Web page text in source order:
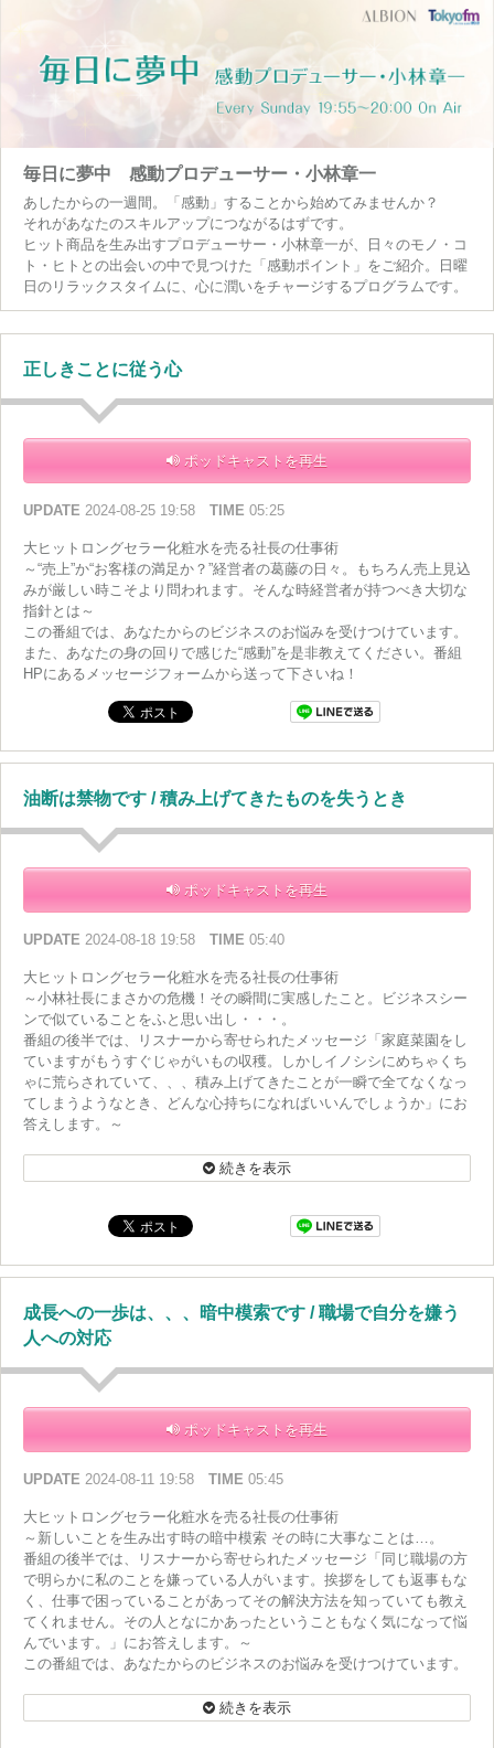
毎日に夢中 感動プロデューサー・小林章一
あしたからの一週間。「感動」することから始めてみませんか？
それがあなたのスキルアップにつながるはずです。
ヒット商品を生み出すプロデューサー・小林章一が、日々のモノ・コ
ト・ヒトとの出会いの中で見つけた「感動ポイント」をご紹介。日曜
日のリラックスタイムに、心に潤いをチャージするプログラムです。
正しきことに従う心
ポッドキャストを再生
UPDATE 2024-08-25 19:58 TIME 05:25
大ヒットロングセラー化粧水を売る社長の仕事術
～“売上”か“お客様の満足か？”経営者の葛藤の日々。もちろん売上見込
みが厳しい時こそより問われます。そんな時経営者が持つべき大切な
指針とは～
この番組では、あなたからのビジネスのお悩みを受けつけています。
また、あなたの身の回りで感じた“感動”を是非教えてください。番組
HPにあるメッセージフォームから送って下さいね！
油断は禁物です / 積み上げてきたものを失うとき
ポッドキャストを再生
UPDATE 2024-08-18 19:58 TIME 05:40
大ヒットロングセラー化粧水を売る社長の仕事術
～小林社長にまさかの危機！その瞬間に実感したこと。ビジネスシー
ンで似ていることをふと思い出し・・・。
番組の後半では、リスナーから寄せられたメッセージ「家庭菜園をし
ていますがもうすぐじゃがいもの収穫。しかしイノシシにめちゃくち
ゃに荒らされていて、、、積み上げてきたことが一瞬で全てなくなっ
てしまうようなとき、どんな心持ちになればいいんでしょうか」にお
答えします。～
また、あなたの身の回りで感じた“感動”を是非教えてください。番組
HPにあるメッセージフォームから送って下さいね！
続きを表示
成長への一歩は、、、暗中模索です / 職場で自分を嫌う
人への対応
ポッドキャストを再生
UPDATE 2024-08-11 19:58 TIME 05:45
大ヒットロングセラー化粧水を売る社長の仕事術
～新しいことを生み出す時の暗中模索 その時に大事なことは…。
番組の後半では、リスナーから寄せられたメッセージ「同じ職場の方
で明らかに私のことを嫌っている人がいます。挨拶をしても返事もな
く、仕事で困っていることがあってその解決方法を知っていても教え
てくれません。その人となにかあったということもなく気になって悩
んでいます。」にお答えします。～
この番組では、あなたからのビジネスのお悩みを受けつけています。
HPにあるメッセージフォームから送って下さいね！
続きを表示